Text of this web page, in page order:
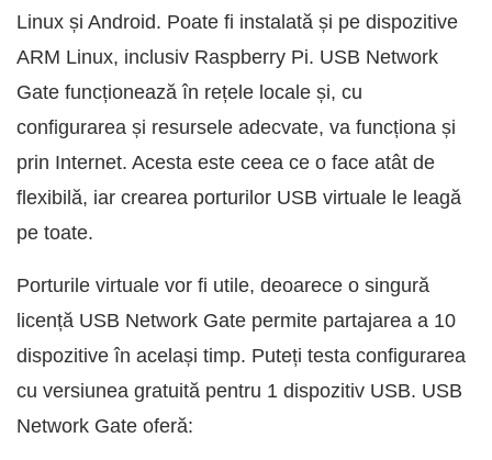
Linux și Android. Poate fi instalată și pe dispozitive
ARM Linux, inclusiv Raspberry Pi. USB Network
Gate funcționează în rețele locale și, cu
configurarea și resursele adecvate, va funcționa și
prin Internet. Acesta este ceea ce o face atât de
flexibilă, iar crearea porturilor USB virtuale le leagă
pe toate.
Porturile virtuale vor fi utile, deoarece o singură
licență USB Network Gate permite partajarea a 10
dispozitive în același timp. Puteți testa configurarea
cu versiunea gratuită pentru 1 dispozitiv USB. USB
Network Gate oferă: